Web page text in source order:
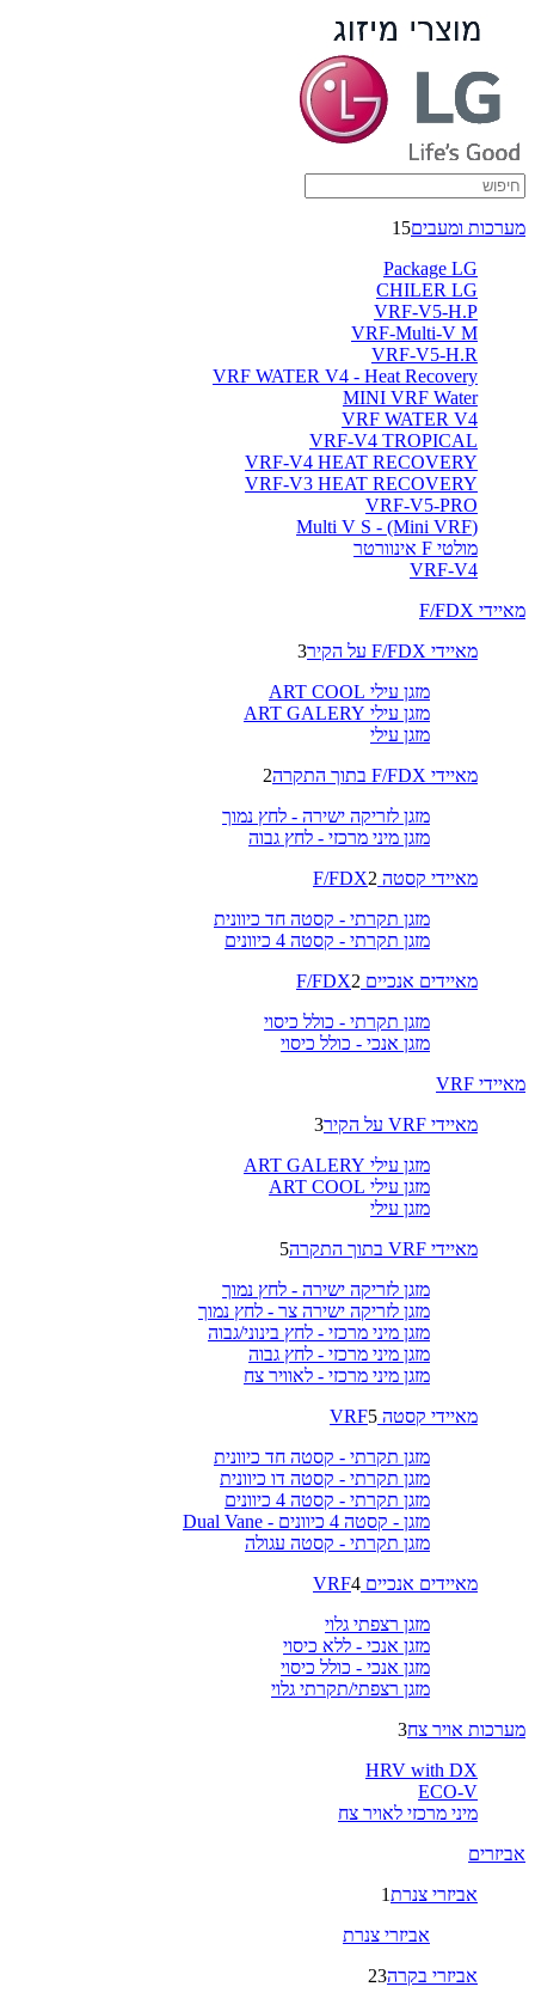
מערכות ומעבים15
Package LG
CHILER LG
VRF-V5-H.P
VRF-Multi-V M
VRF-V5-H.R
VRF WATER V4 - Heat Recovery
MINI VRF Water
VRF WATER V4
VRF-V4 TROPICAL
VRF-V4 HEAT RECOVERY
VRF-V3 HEAT RECOVERY
VRF-V5-PRO
(Multi V S - (Mini VRF
מולטי F אינוורטר
VRF-V4
מאיידי F/FDX
מאיידי F/FDX על הקיר
3
מזגן עילי ART COOL
מזגן עילי ART GALERY
מזגן עילי
מאיידי F/FDX בתוך התקרה
2
מזגן לזריקה ישירה - לחץ נמוך
מזגן מיני מרכזי - לחץ גבוה
מאיידי קסטה F/FDX 2
מזגן תקרתי - קסטה חד כיוונית
מזגן תקרתי - קסטה 4 כיוונים
מאיידים אנכיים F/FDX 2
מזגן תקרתי - כולל כיסוי
מזגן אנכי - כולל כיסוי
מאיידי VRF
מאיידי VRF על הקיר
3
מזגן עילי ART GALERY
מזגן עילי ART COOL
מזגן עילי
מאיידי VRF בתוך התקרה
5
מזגן לזריקה ישירה - לחץ נמוך
מזגן לזריקה ישירה צר - לחץ נמוך
מזגן מיני מרכזי - לחץ בינוני/גבוה
מזגן מיני מרכזי - לחץ גבוה
מזגן מיני מרכזי - לאוויר צח
מאיידי קסטה VRF 5
מזגן תקרתי - קסטה חד כיוונית
מזגן תקרתי - קסטה דו כיוונית
מזגן תקרתי - קסטה 4 כיוונים
מזגן - קסטה 4 כיוונים - Dual Vane
מזגן תקרתי - קסטה עגולה
מאיידים אנכיים VRF 4
מזגן רצפתי גלוי
מזגן אנכי - ללא כיסוי
מזגן אנכי - כולל כיסוי
מזגן רצפתי/תקרתי גלוי
מערכות אויר צח3
HRV with DX
ECO-V
מיני מרכזי לאויר צח
אביזרים
אביזרי צנרת1
אביזרי צנרת
אביזרי בקרה23